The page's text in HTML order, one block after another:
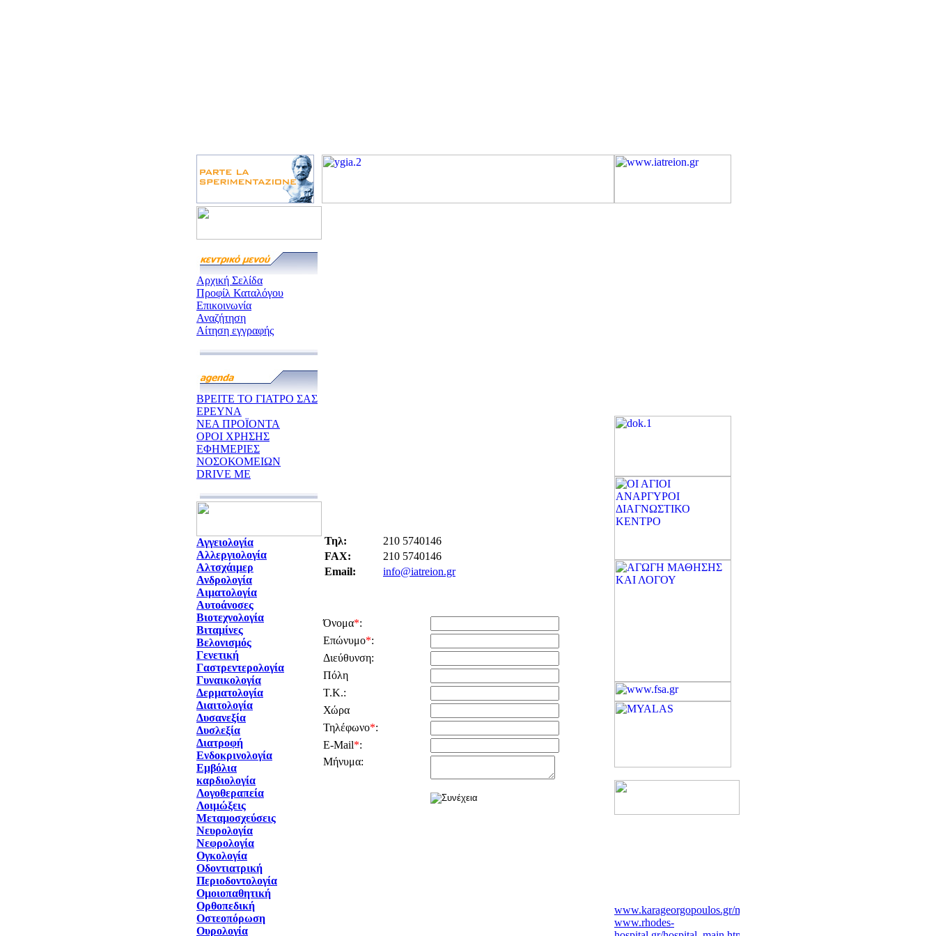
Αρχική Σελίδα
Προφίλ Καταλόγου
Επικοινωνία
Αναζήτηση
Αίτηση εγγραφής
ΒΡΕΙΤΕ ΤΟ ΓΙΑΤΡΟ ΣΑΣ
ΕΡΕΥΝΑ
ΝΕΑ ΠΡΟΪΟΝΤΑ
ΟΡΟΙ ΧΡΗΣΗΣ
ΕΦΗΜΕΡΙΕΣ
ΝΟΣΟΚΟΜΕΙΩΝ
DRIVE ME
Αγγειολογία
Αλλεργιολογία
Αλτσχάιμερ
Ανδρολογία
Αιματολογία
Αυτοάνοσες
Βιοτεχνολογία
Βιταμίνες
Βελονισμός
Γενετική
Γαστρεντερολογία
Γυναικολογία
Δερματολογία
Διαιτολογία
Δυσανεξία
Δυσλεξία
Διατροφή
Ενδοκρινολογία
Εμβόλια
καρδιολογία
Λογοθεραπεία
Λοιμώξεις
Μεταμοσχεύσεις
Νευρολογία
Νεφρολογία
Ογκολογία
Οδοντιατρική
Περιοδοντολογία
Ομοιοπαθητική
Ορθοπεδική
Οστεοπόρωση
Ουρολογία
Τηλ:
210 5740146
FAX:
210 5740146
Email:
info@iatreion.gr
Όνομα*:
Επώνυμο*:
Διεύθυνση:
Πόλη
Τ.Κ.:
Χώρα
Τηλέφωνο*:
E-Mail*:
Μήνυμα:
www.karageorgopoulos.gr/main.php
www.rhodes-
hospital.gr/hospital_main.html